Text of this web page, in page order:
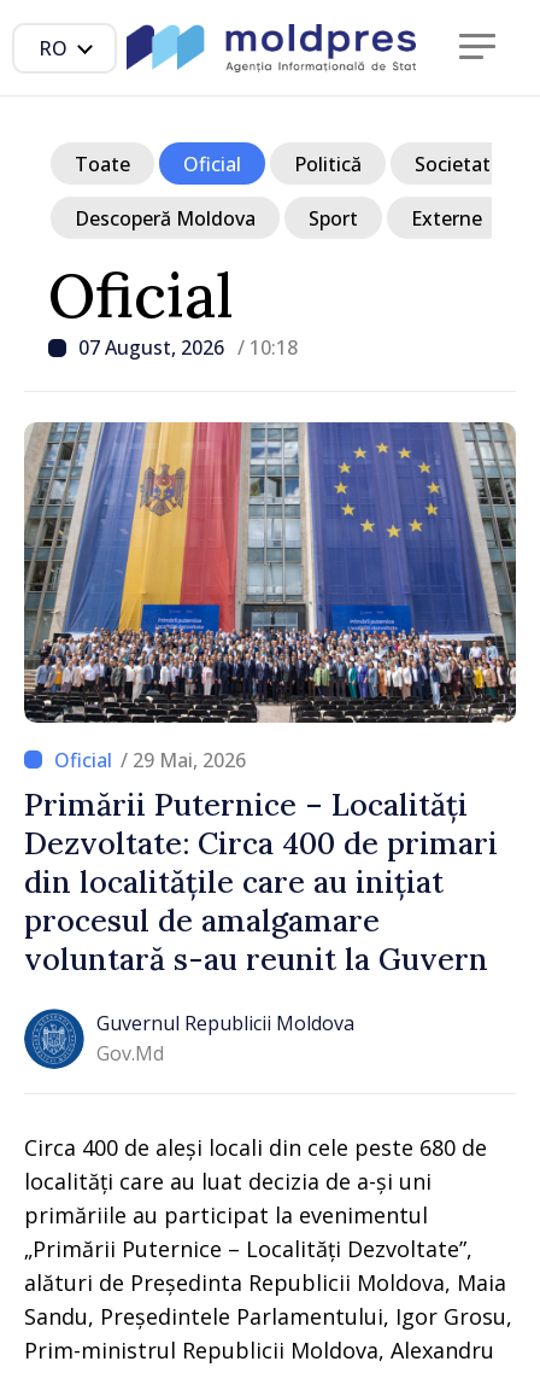
RO
Oficial
07 August, 2026 / 10:18
Toate Oficial Politică Societate
Descoperă Moldova Sport Externe
/ 29 Mai, 2026
Primării Puternice – Localități
Dezvoltate: Circa 400 de primari
din localitățile care au inițiat
procesul de amalgamare
voluntară s-au reunit la Guvern
Guvernul Republicii Moldova
Gov.md
Circa 400 de aleși locali din cele peste 680 de
localități care au luat decizia de a-și uni
primăriile au participat la evenimentul
„Primării Puternice – Localități Dezvoltate”,
alături de Președinta Republicii Moldova, Maia
Sandu, Președintele Parlamentului, Igor Grosu,
Prim-ministrul Republicii Moldova, Alexandru